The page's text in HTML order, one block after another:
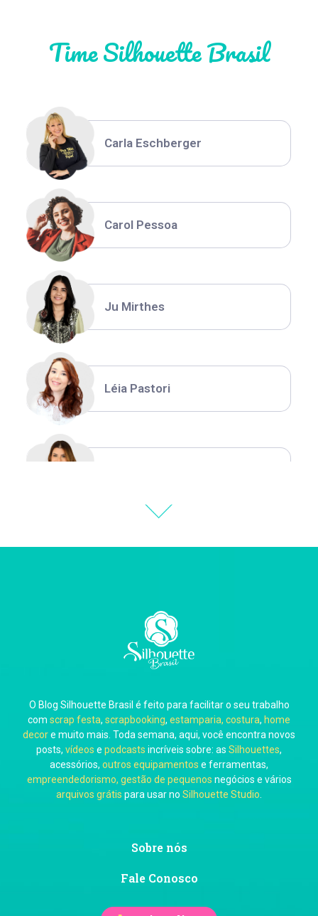
Time Silhouette Brasil
Thiara Ney
Carla Eschberger
Carol Pessoa
Ju Mirthes
Léia Pastori
Carla Eschberger
Carol Pessoa
Ju Mirthes
O Blog Silhouette Brasil é feito para facilitar o seu trabalho
com scrap festa, scrapbooking, estamparia, costura, home
decore muito mais. Toda semana, aqui, você encontra novos
posts, vídeos e podcasts incríveis sobre: as Silhouettes,
acessórios, outros equipamentos e ferramentas,
empreendedorismo, gestão de pequenos negócios e vários
arquivos grátis para usar no Silhouette Studio
Sobre nós
Fale Conosco